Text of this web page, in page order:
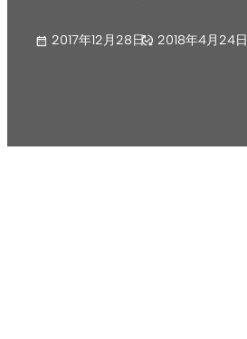
2017年12月28日 2018年4月24日